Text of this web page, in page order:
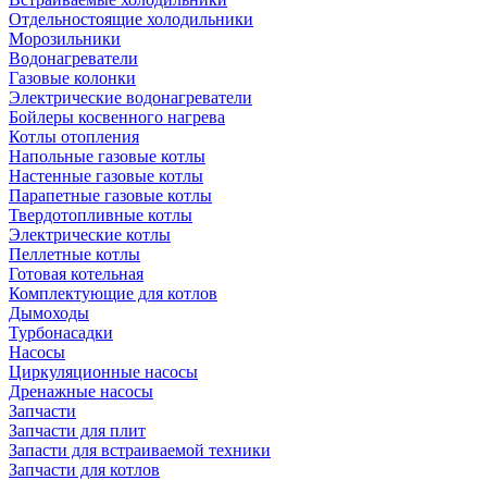
Отдельностоящие холодильники
Морозильники
Водонагреватели
Газовые колонки
Электрические водонагреватели
Бойлеры косвенного нагрева
Котлы отопления
Напольные газовые котлы
Настенные газовые котлы
Парапетные газовые котлы
Твердотопливные котлы
Электрические котлы
Пеллетные котлы
Готовая котельная
Комплектующие для котлов
Дымоходы
Турбонасадки
Насосы
Циркуляционные насосы
Дренажные насосы
Запчасти
Запчасти для плит
Запасти для встраиваемой техники
Запчасти для котлов